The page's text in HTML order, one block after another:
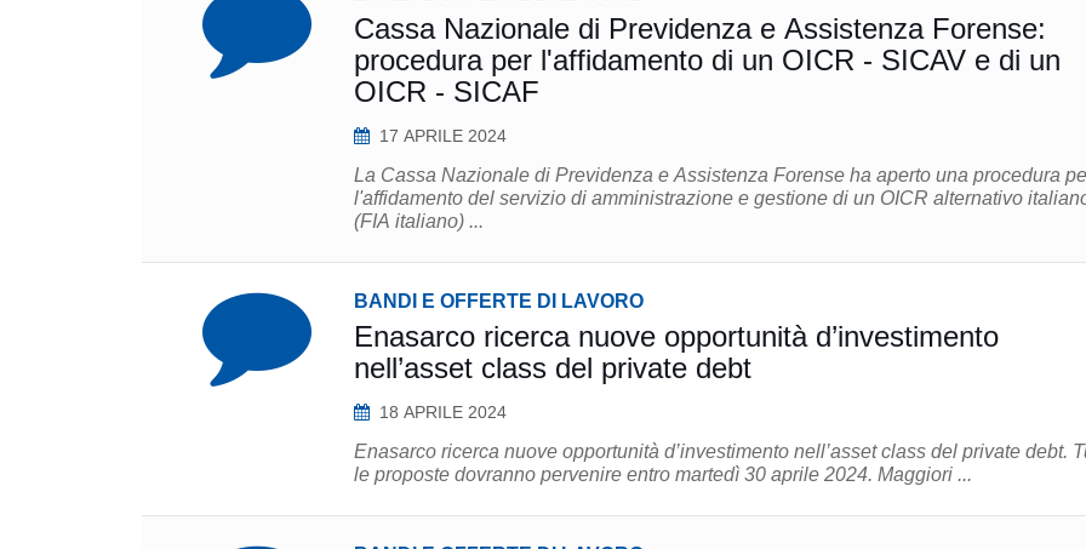
Cassa Nazionale di Previdenza e Assistenza Forense:
procedura per l'affidamento di un OICR - SICAV e di un
OICR - SICAF
17 APRILE 2024
La Cassa Nazionale di Previdenza e Assistenza Forense ha aperto una procedura
l'affidamento del servizio di amministrazione e gestione di un OICR alternativo
(FIA italiano) ...
BANDI E OFFERTE DI LAVORO
Enasarco ricerca nuove opportunità d’investimento
nell’asset class del private debt
18 APRILE 2024
Enasarco ricerca nuove opportunità d’investimento nell’asset class del private debt. Tutte
le proposte dovranno pervenire entro martedì 30 aprile 2024. Maggiori ...